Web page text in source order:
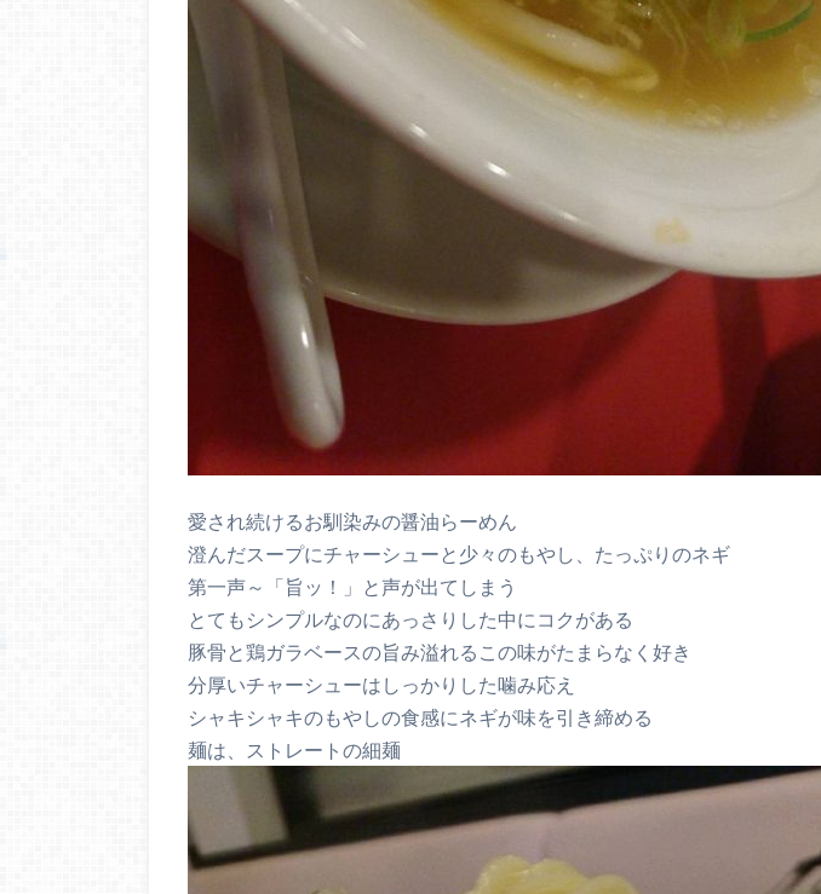
愛され続けるお馴染みの醤油らーめん
澄んだスープにチャーシューと少々のもやし、たっぷりのネギ
第一声～「旨ッ！」と声が出てしまう
とてもシンプルなのにあっさりした中にコクがある
豚骨と鶏ガラベースの旨み溢れるこの味がたまらなく好き
分厚いチャーシューはしっかりした噛み応え
シャキシャキのもやしの食感にネギが味を引き締める
麺は、ストレートの細麺